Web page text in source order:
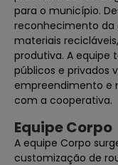
para o município.
reconhecimento da
materiais
produtiva. A equipe
públicos e privados
empreendimento e
com a cooperativa.
Equipe Corpo
A equipe Corpo
customização de